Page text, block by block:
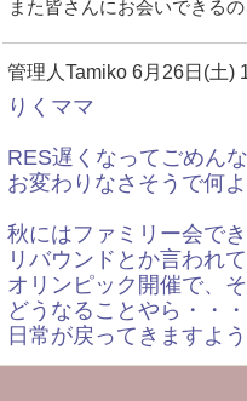
また皆さんにお会いできる
管理人Tamiko 6月26日(土)
りくママ
RES遅くなってごめん
お変わりなさそうで何
秋にはファミリー会で
リバウンドとか言われ
オリンピック開催で、
どうなることやら・・
日常が戻ってきますよ